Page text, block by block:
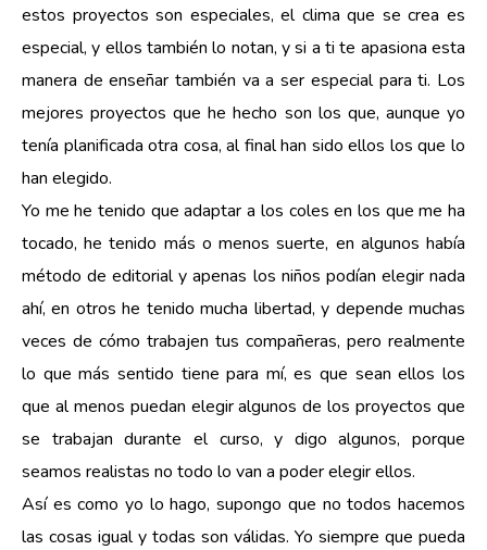
estos proyectos son especiales, el clima que se crea es
especial, y ellos también lo notan, y si a ti te apasiona esta
manera de enseñar también va a ser especial para ti. Los
mejores proyectos que he hecho son los que, aunque yo
tenía planificada otra cosa, al final han sido ellos los que lo
han elegido.
Yo me he tenido que adaptar a los coles en los que me ha
tocado, he tenido más o menos suerte, en algunos había
método de editorial y apenas los niños podían elegir nada
ahí, en otros he tenido mucha libertad, y depende muchas
veces de cómo trabajen tus compañeras, pero realmente
lo que más sentido tiene para mí, es que sean ellos los
que al menos puedan elegir algunos de los proyectos que
se trabajan durante el curso, y digo algunos, porque
seamos realistas no todo lo van a poder elegir ellos.
Así es como yo lo hago, supongo que no todos hacemos
las cosas igual y todas son válidas. Yo siempre que pueda